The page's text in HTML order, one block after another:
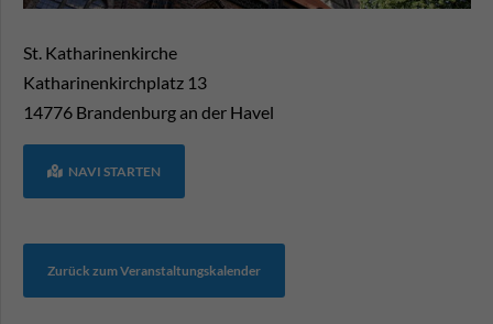
St. Katharinenkirche
Katharinenkirchplatz 13
14776 Brandenburg an der Havel
NAVI STARTEN
Zurück zum Veranstaltungskalender